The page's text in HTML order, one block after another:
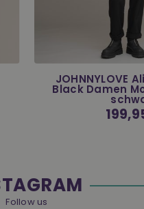
JOHNNYLOVE
Black Damen
Preis
Follow us